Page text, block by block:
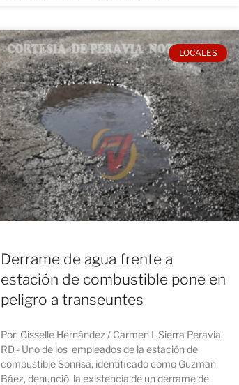
LOCALES
Derrame de agua frente a
estación de combustible pone en
peligro a transeuntes
Por: Gisselle Hernández / Carmen I. Sierra Peravia,
RD.- Uno de los empleados de la estación de
combustible Sonrisa, identificado como Guzmán
Báez, denunció la existencia de un derrame de